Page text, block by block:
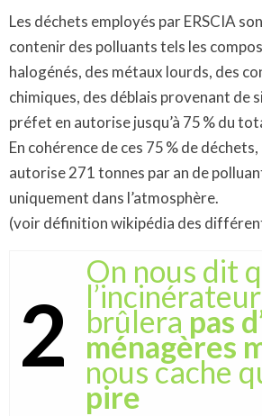
Les déchets employés par ERSCIA
contenir des polluants tels les
halogénés, des métaux lourds, des
chimiques, des déblais provenant de
préfet en autorise jusqu’à 75 % du
En cohérence de ces 75 % de
autorise 271 tonnes par an de
uniquement dans l’atmosphère.
(voir définition wikipédia des
2
On nous dit
brûlera pas
ménagères
nous cache
pire